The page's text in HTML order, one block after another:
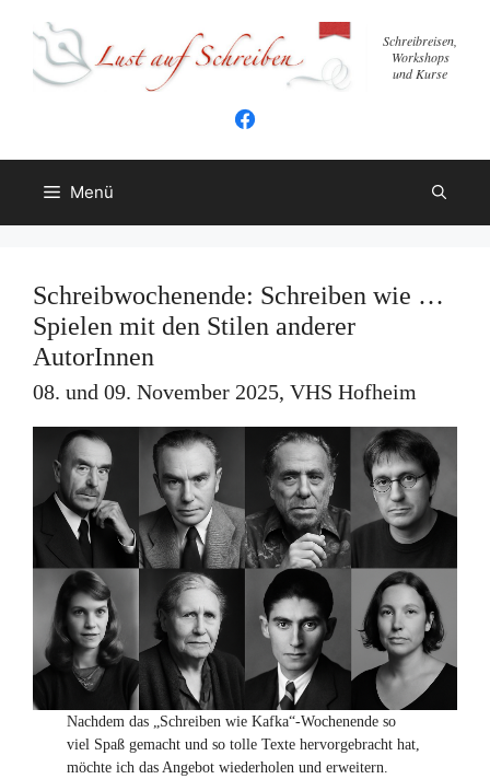
Inhalt
springen
Schreibreisen,
Workshops
und Kurse
Menü
Schreibwochenende: Schreiben wie …
Spielen mit den Stilen anderer
AutorInnen
08. und 09. November 2025, VHS Hofheim
Nachdem das „Schreiben wie Kafka“-Wochenende so
viel Spaß gemacht und so tolle Texte hervorgebracht hat,
möchte ich das Angebot wiederholen und erweitern.